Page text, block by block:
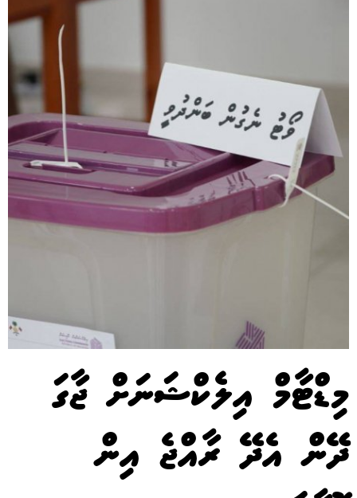
މިޑްޓާމް އިލެކްޝަނަށް ޖާގަ
ދޭން އެދޭ ރާއްޖެ އިން